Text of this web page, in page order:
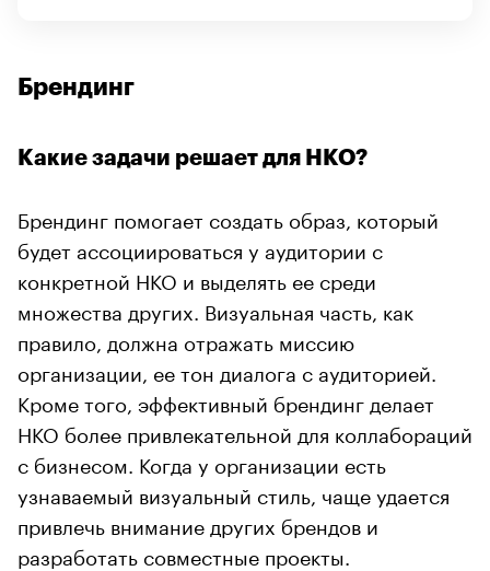
Брендинг
Какие задачи решает для НКО?
Брендинг помогает создать образ, который
будет ассоциироваться у аудитории с
конкретной НКО и выделять ее среди
множества других. Визуальная часть, как
правило, должна отражать миссию
организации, ее тон диалога с аудиторией.
Кроме того, эффективный брендинг делает
НКО более привлекательной для коллабораций
с бизнесом. Когда у организации есть
узнаваемый визуальный стиль, чаще удается
привлечь внимание других брендов и
разработать совместные проекты.